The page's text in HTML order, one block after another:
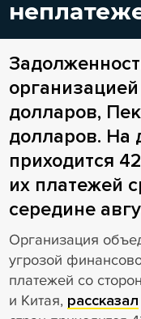
долларов,
долларов. На
приходится
их платежей
середине
Организация
угрозой
платежей со
и Китая, рассказал